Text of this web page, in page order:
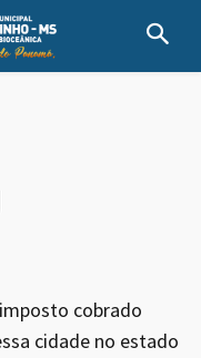
cobrado
cidade no estado